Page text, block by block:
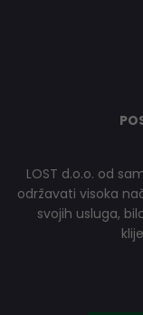
LOST d.o.o. od
održavati visoka
svojih usluga,